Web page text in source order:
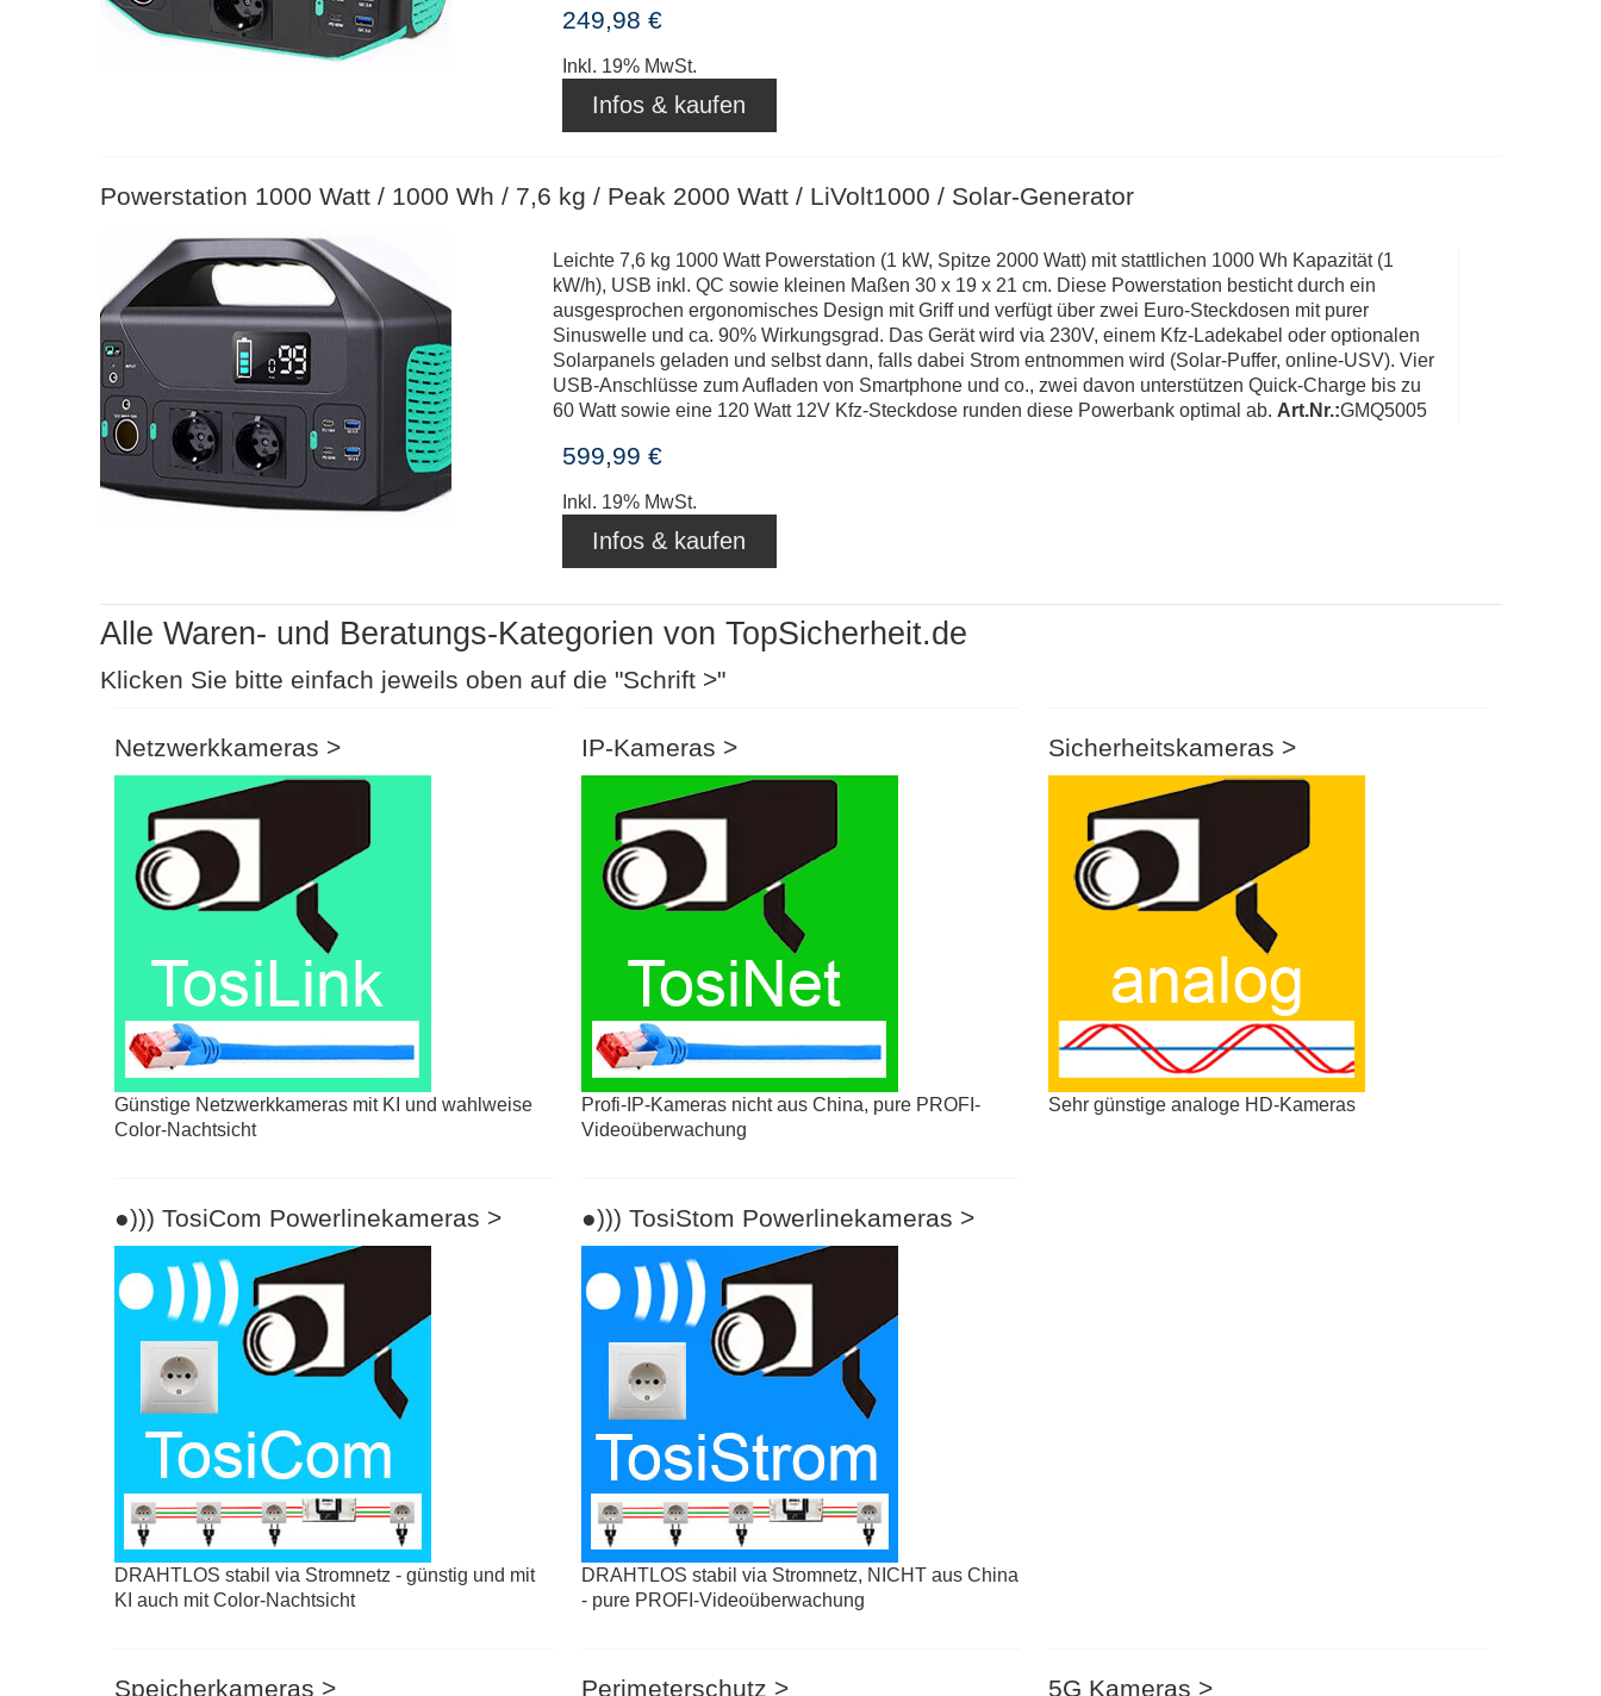
249,98 €
Inkl. 19% MwSt.
Infos & kaufen
Powerstation 1000 Watt / 1000 Wh / 7,6 kg / Peak 2000 Watt / LiVolt1000 / Solar-Generator
Leichte 7,6 kg 1000 Watt Powerstation (1 kW, Spitze 2000 Watt) mit stattlichen 1000 Wh Kapazität (1
kW/h), USB inkl. QC sowie kleinen Maßen 30 x 19 x 21 cm. Diese Powerstation besticht durch ein
ausgesprochen ergonomisches Design mit Griff und verfügt über zwei Euro-Steckdosen mit purer
Sinuswelle und ca. 90% Wirkungsgrad. Das Gerät wird via 230V, einem Kfz-Ladekabel oder optionalen
Solarpanels geladen und selbst dann, falls dabei Strom entnommen wird (Solar-Puffer, online-USV). Vier
USB-Anschlüsse zum Aufladen von Smartphone und co., zwei davon unterstützen Quick-Charge bis zu
60 Watt sowie eine 120 Watt 12V Kfz-Steckdose runden diese Powerbank optimal ab. Art.Nr.:GMQ5005
599,99 €
Inkl. 19% MwSt.
Infos & kaufen
Alle Waren- und Beratungs-Kategorien von TopSicherheit.de
Klicken Sie bitte einfach jeweils oben auf die "Schrift >"
Netzwerkkameras >
Günstige Netzwerkkameras mit KI und wahlweise
Color-Nachtsicht
IP-Kameras >
Profi-IP-Kameras nicht aus China, pure PROFI-
Videoüberwachung
Sicherheitskameras >
Sehr günstige analoge HD-Kameras
●))) TosiCom Powerlinekameras >
DRAHTLOS stabil via Stromnetz - günstig und mit
KI auch mit Color-Nachtsicht
●))) TosiStom Powerlinekameras >
DRAHTLOS stabil via Stromnetz, NICHT aus China
- pure PROFI-Videoüberwachung
Speicherkameras > Perimeterschutz > 5G Kameras >